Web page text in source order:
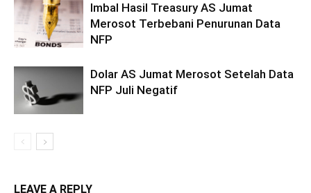
Imbal Hasil Treasury AS Jumat
Merosot Terbebani Penurunan Data
NFP
Dolar AS Jumat Merosot Setelah Data
NFP Juli Negatif
LEAVE A REPLY